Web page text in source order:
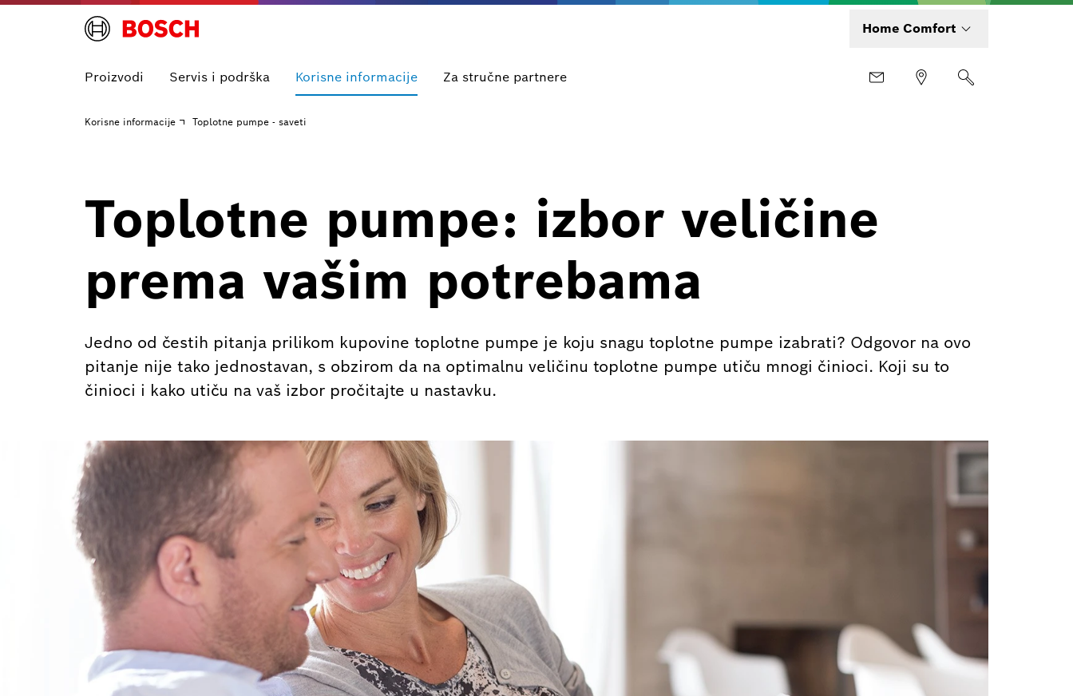
Home Comfort
Proizvodi Servis i podrška Korisne informacije Za stručne partnere
Korisne informacije Toplotne pumpe - saveti
Toplotne pumpe: izbor veličine
prema vašim potrebama
Jedno od čestih pitanja prilikom kupovine toplotne pumpe je koju snagu toplotne pumpe izabrati? Odgovor na ovo
pitanje nije tako jednostavan, s obzirom da na optimalnu veličinu toplotne pumpe utiču mnogi činioci. Koji su to
činioci i kako utiču na vaš izbor pročitajte u nastavku.